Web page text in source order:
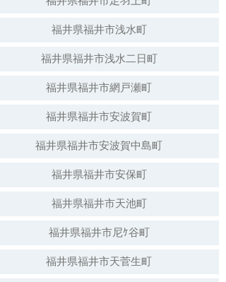
福井県福井市浅水町
福井県福井市浅水二日町
福井県福井市網戸瀬町
福井県福井市安波賀町
福井県福井市安波賀中島町
福井県福井市安保町
福井県福井市天池町
福井県福井市尼ｹ谷町
福井県福井市天菅生町